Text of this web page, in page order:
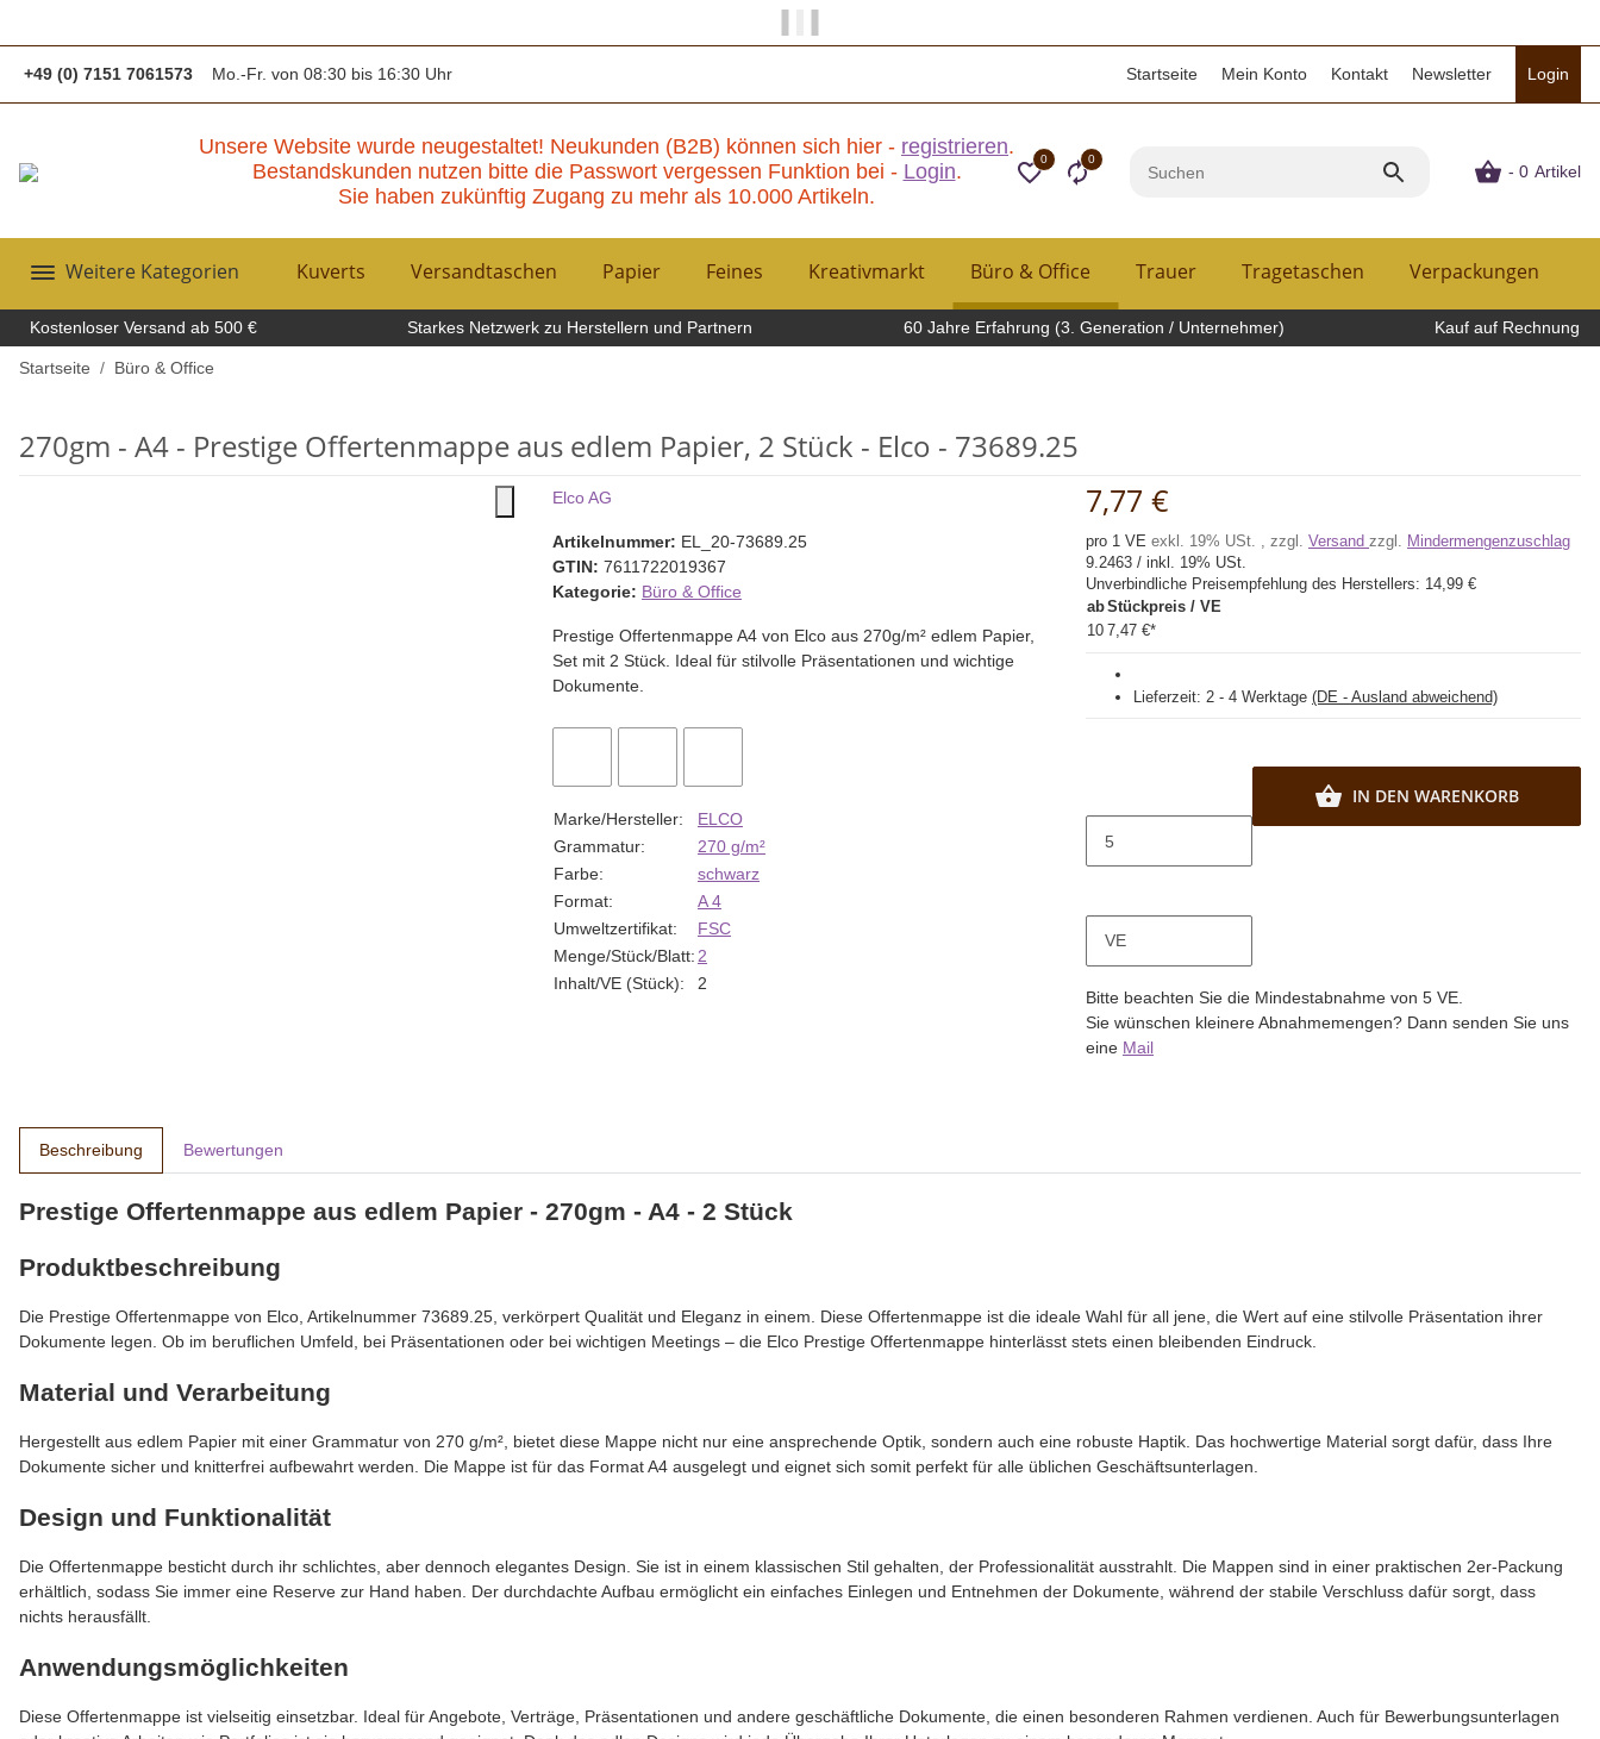
+49 (0) 7151 7061573 Mo.-Fr. von 08:30 bis 16:30 Uhr Startseite Mein Konto Kontakt Newsletter Login
Unsere Website wurde neugestaltet! Neukunden (B2B) können sich hier - registrieren.
Bestandskunden nutzen bitte die Passwort vergessen Funktion bei - Login.
Sie haben zukünftig Zugang zu mehr als 10.000 Artikeln.
0 0
- 0 Artikel
Weitere Kategorien Kuverts Versandtaschen Papier Feines Kreativmarkt Büro & Office Trauer Tragetaschen Verpackungen
Kostenloser Versand ab 500 € Starkes Netzwerk zu Herstellern und Partnern 60 Jahre Erfahrung (3. Generation / Unternehmer) Kauf auf Rechnung
Startseite Büro & Office
270gm - A4 - Prestige Offertenmappe aus edlem Papier, 2 Stück - Elco - 73689.25
Elco AG
Artikelnummer: EL_20-73689.25
GTIN: 7611722019367
Kategorie: Büro & Office
Prestige Offertenmappe A4 von Elco aus 270g/m² edlem Papier,
Set mit 2 Stück. Ideal für stilvolle Präsentationen und wichtige
Dokumente.
Marke/Hersteller:
ELCO
Grammatur:
270 g/m²
Farbe:
schwarz
Format:
A 4
Umweltzertifikat:
FSC
Menge/Stück/Blatt: 2
Inhalt/VE (Stück):
2
Lieferzeit: 2 - 4 Werktage (DE - Ausland abweichend)
7,77 €
pro 1 VE exkl. 19% USt. , zzgl. Versand zzgl. Mindermengenzuschlag
9.2463 / inkl. 19% USt.
Unverbindliche Preisempfehlung des Herstellers: 14,99 €
abStückpreis / VE
10 7,47 €*
VE
IN DEN WARENKORB
x
Bitte beachten Sie die Mindestabnahme von 5 VE.
Sie wünschen kleinere Abnahmemengen? Dann senden Sie uns
eine Mail
Beschreibung Bewertungen
Prestige Offertenmappe aus edlem Papier - 270gm - A4 - 2 Stück
Produktbeschreibung
Die Prestige Offertenmappe von Elco, Artikelnummer 73689.25, verkörpert Qualität und Eleganz in einem. Diese Offertenmappe ist die ideale Wahl für all jene, die Wert auf eine stilvolle Präsentation ihrer
Dokumente legen. Ob im beruflichen Umfeld, bei Präsentationen oder bei wichtigen Meetings – die Elco Prestige Offertenmappe hinterlässt stets einen bleibenden Eindruck.
Material und Verarbeitung
Hergestellt aus edlem Papier mit einer Grammatur von 270 g/m², bietet diese Mappe nicht nur eine ansprechende Optik, sondern auch eine robuste Haptik. Das hochwertige Material sorgt dafür, dass Ihre
Dokumente sicher und knitterfrei aufbewahrt werden. Die Mappe ist für das Format A4 ausgelegt und eignet sich somit perfekt für alle üblichen Geschäftsunterlagen.
Design und Funktionalität
Die Offertenmappe besticht durch ihr schlichtes, aber dennoch elegantes Design. Sie ist in einem klassischen Stil gehalten, der Professionalität ausstrahlt. Die Mappen sind in einer praktischen 2er-Packung
erhältlich, sodass Sie immer eine Reserve zur Hand haben. Der durchdachte Aufbau ermöglicht ein einfaches Einlegen und Entnehmen der Dokumente, während der stabile Verschluss dafür sorgt, dass
nichts herausfällt.
Anwendungsmöglichkeiten
Diese Offertenmappe ist vielseitig einsetzbar. Ideal für Angebote, Verträge, Präsentationen und andere geschäftliche Dokumente, die einen besonderen Rahmen verdienen. Auch für Bewerbungsunterlagen